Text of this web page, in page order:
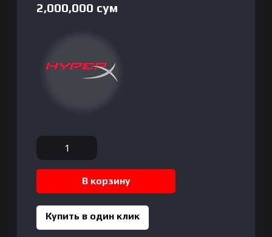
2,000,000 сум
Количество
товара
HyperX
Wireless
В корзину
Купить в один клик